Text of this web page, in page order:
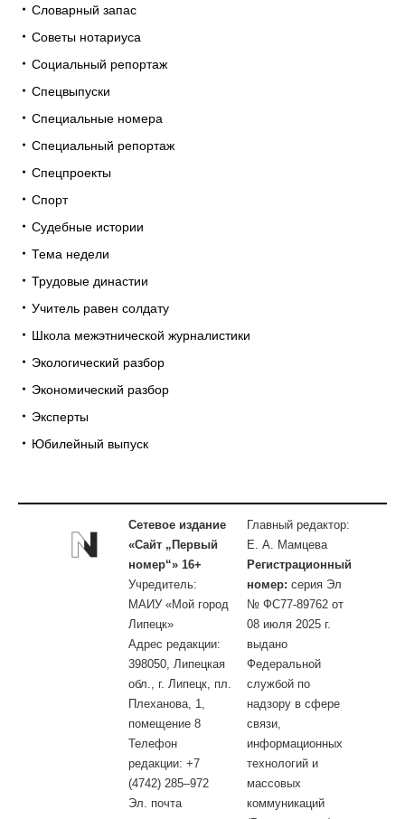
Словарный запас
Советы нотариуса
Социальный репортаж
Спецвыпуски
Специальные номера
Специальный репортаж
Спецпроекты
Спорт
Судебные истории
Тема недели
Трудовые династии
Учитель равен солдату
Школа межэтнической журналистики
Экологический разбор
Экономический разбор
Эксперты
Юбилейный выпуск
Сетевое издание
«Сайт „Первый
номер“» 16+
Учредитель:
МАИУ «Мой город
Липецк»
Адрес редакции:
398050, Липецкая
обл., г. Липецк, пл.
Плеханова, 1,
помещение 8
Телефон
редакции: +7
(4742) 285–972
Эл. почта
Главный редактор:
Е. А. Мамцева
Регистрационный
номер: серия Эл
№ ФС77-89762 от
08 июля 2025 г.
выдано
Федеральной
службой по
надзору в сфере
связи,
информационных
технологий и
массовых
коммуникаций